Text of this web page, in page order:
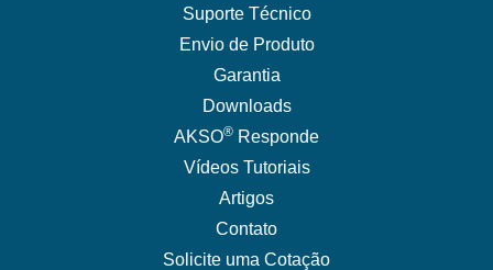
Suporte Técnico
Envio de Produto
Garantia
Downloads
AKSO® Responde
Vídeos Tutoriais
Artigos
Contato
Solicite uma Cotação